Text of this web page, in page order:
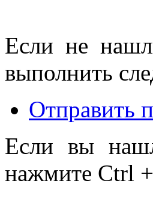
Если не
выполнить
Отправить
Если вы
нажмите Ctrl